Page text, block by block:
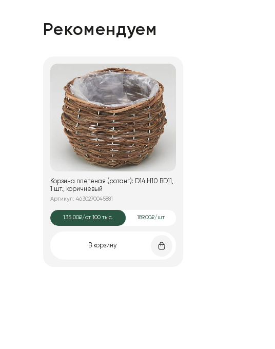
Рекомендуем
Корзина плетеная (ротанг): D14 H10 BD11,
1 шт., коричневый
Артикул: 4630270045881
135.00₽/от 100 тыс. 189.00₽/шт
В корзину